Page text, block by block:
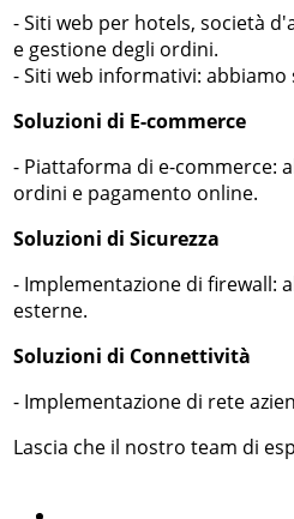
- Siti web per hotels, società
e gestione degli ordini.
- Siti web informativi:
Soluzioni di E-commerce
- Piattaforma di e-commerce:
ordini e pagamento online.
Soluzioni di Sicurezza
- Implementazione di firewall:
esterne.
Soluzioni di Connettività
- Implementazione di rete
Lascia che il nostro team di